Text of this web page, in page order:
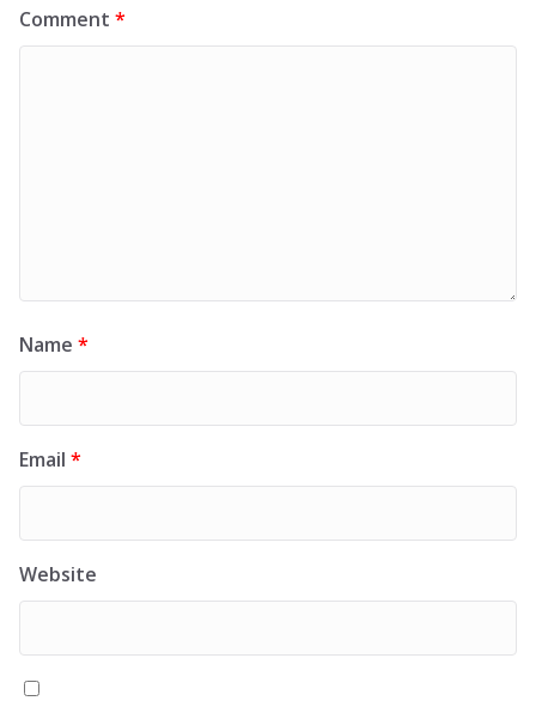
Comment *
Name *
Email *
Website